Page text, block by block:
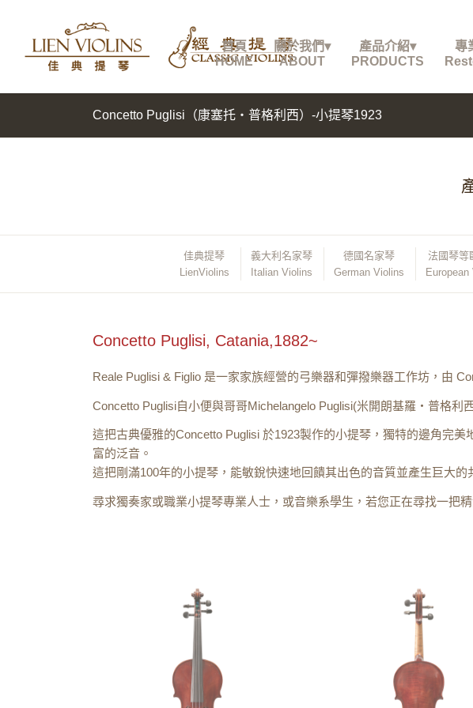
首頁
HOME
關於我們▾
ABOUT
產品介紹▾
PRODUCTS
專
Concetto Puglisi（康塞托・普格利西）-小提琴1923
佳典提琴
LienViolins
義大利名家琴
Italian Violins
德國名家琴
German Violins
法國琴等
European
Concetto Puglisi, Catania,1882~
Reale Puglisi & Figlio 是一家家族經營的弓樂器和彈撥樂器工作坊，由
Concetto Puglisi自小便與哥哥Michelangelo Puglisi(米開朗基羅‧普格利
這把古典優雅的Concetto Puglisi 於1923製作的小提琴，獨特的邊角完
富的泛音。
這把剛滿100年的小提琴，能敏銳快速地回饋其出色的音質並產生巨大的
尋求獨奏家或職業小提琴專業人士，或音樂系學生，若您正在尋找一把